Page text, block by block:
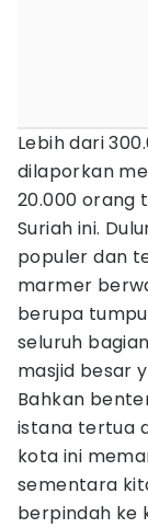
Lebih dari
dilaporkan
20.000 orang
Suriah ini.
populer dan
marmer
berupa
seluruh
masjid besar
Bahkan
istana tertua
kota ini
sementara
berpindah ke